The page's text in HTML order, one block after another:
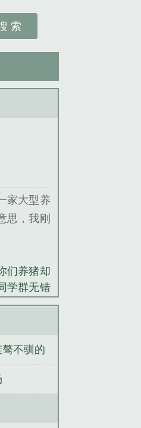
索
家大型养
思，我刚
本母猪
们养猪却
学群无错
了未来权
不驯的